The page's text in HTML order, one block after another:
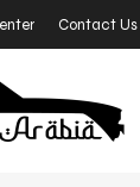
Contact Us